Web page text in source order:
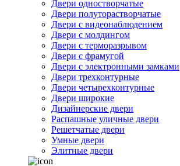
Двери одностворчатые
Двери полуторастворчатые
Двери с видеонаблюдением
Двери с молдингом
Двери с терморазрывом
Двери с фрамугой
Двери с электронными замками
Двери трехконтурные
Двери четырехконтурные
Двери широкие
Дизайнерские двери
Распашные уличные двери
Решетчатые двери
Умные двери
Элитные двери